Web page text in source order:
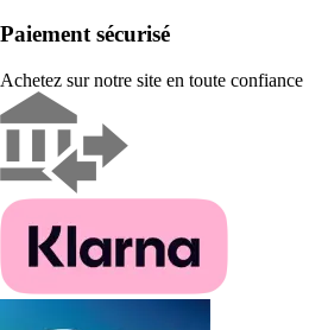
Paiement sécurisé
Achetez sur notre site en toute confiance